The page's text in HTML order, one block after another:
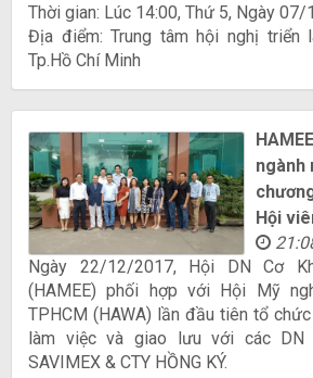
Thời gian: Lúc 14:00, Thứ 5, Ngày
Địa điểm: Trung tâm hội nghị triển
Tp.Hồ Chí Minh
ngành
Hội
Ngày 22/12/2017, Hội DN Cơ
(HAMEE) phối hợp với Hội Mỹ
TPHCM (HAWA) lần đầu tiên tổ
làm việc và giao lưu với các DN
SAVIMEX & CTY HỒNG KÝ.